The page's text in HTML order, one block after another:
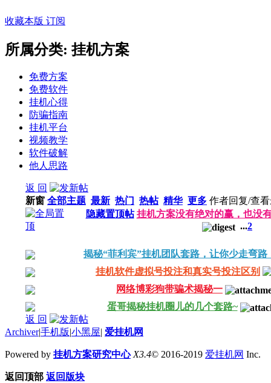
收藏本版 订阅
所属分类: 挂机方案
免费方案
免费软件
挂机心得
防骗指南
挂机平台
视频教学
软件破解
他人思路
返 回
新窗 全部主题 最新 热门 热帖 精华 更多 作者回复/查看
隐藏置顶帖 挂机方案没有绝对的赢，也没
...2
揭秘“菲利宾”挂机团队套路，让你少走弯路
挂机软件虚拟号投注和真实号投注区别
网络博彩狗带骗术揭秘一
蛋哥揭秘挂机圈儿的几个套路~
返 回
Archiver|手机版|小黑屋| 爱挂机网
Powered by 挂机方案研究中心 X3.4© 2016-2019 爱挂机网 Inc.
返回顶部 返回版块